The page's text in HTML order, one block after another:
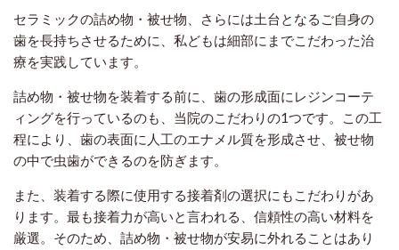
セラミックの詰め物・被せ物、さらには土台となるご自身の
歯を長持ちさせるために、私どもは細部にまでこだわった治
療を実践しています。
詰め物・被せ物を装着する前に、歯の形成面にレジンコーテ
ィングを行っているのも、当院のこだわりの1つです。この工
程により、歯の表面に人工のエナメル質を形成させ、被せ物
の中で虫歯ができるのを防ぎます。
また、装着する際に使用する接着剤の選択にもこだわりがあ
ります。最も接着力が高いと言われる、信頼性の高い材料を
厳選。そのため、詰め物・被せ物が安易に外れることはあり